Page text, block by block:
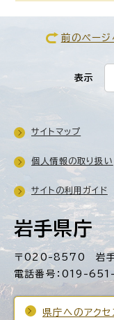
前のページ
表示
岩手県庁
〒020-8570 岩手
電話番号：019-651-
県庁へのアクセ
サイトマップ
個人情報の取り扱い
サイトの利用ガイド